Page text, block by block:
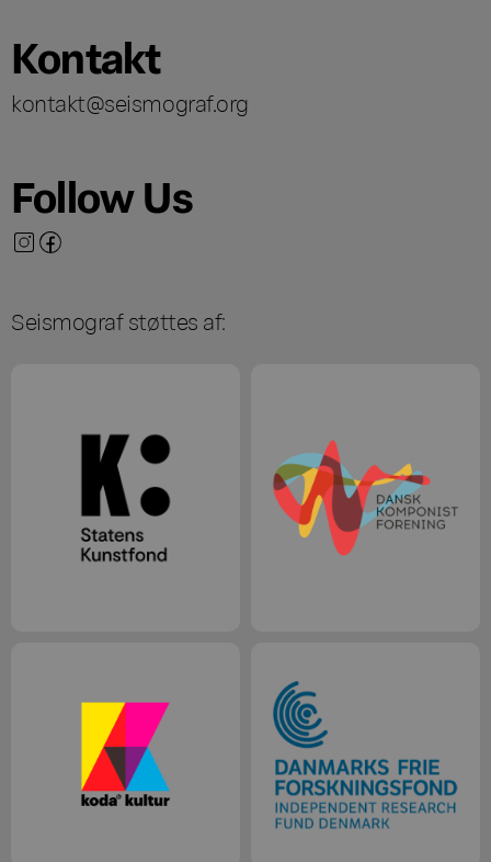
Kontakt
kontakt@seismograf.org
Follow Us
Seismograf støttes af: